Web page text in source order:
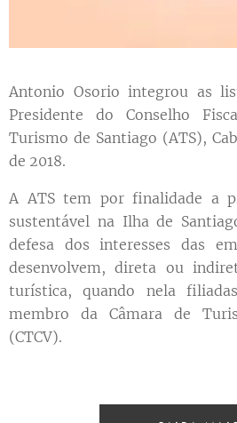
Antonio Osorio integrou as
Presidente do Conselho
Turismo de Santiago (ATS),
de 2018.
A ATS tem por finalidade a
sustentável na Ilha de
defesa dos interesses das
desenvolvem, direta ou
turística, quando nela
membro da Câmara de
(CTCV).